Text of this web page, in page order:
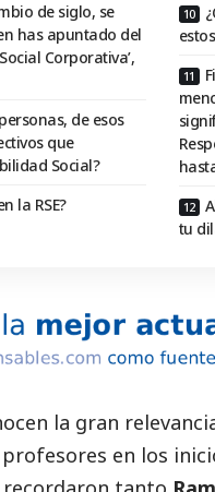
de siglo, se
has apuntado del
Corporativa’,
de esos
que
Social?
la RSE?
tu
la gran
en los